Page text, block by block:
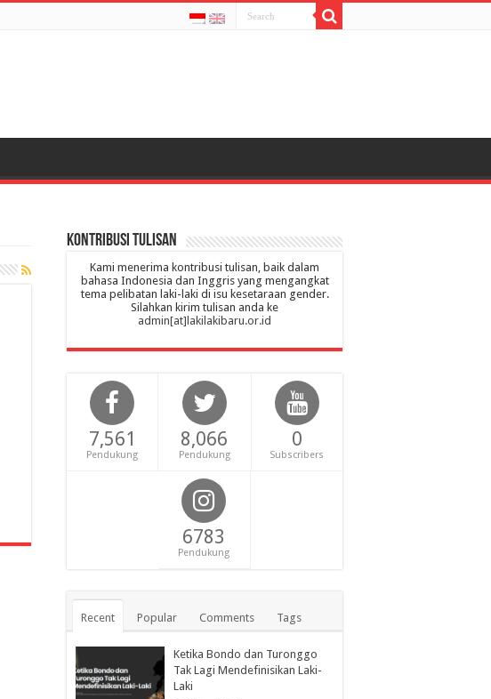
Kontribusi Tulisan
Kami menerima kontribusi tulisan, baik dalam
bahasa Indonesia dan Inggris yang mengangkat
tema pelibatan laki-laki di isu kesetaraan gender.
Silahkan kirim tulisan anda ke
admin[at]lakilakibaru.or.id
7,561
Pendukung
8,066
Pendukung
0
Subscribers
6783
Pendukung
Recent Popular Comments Tags
Ketika Bondo dan Turonggo
Tak Lagi Mendefinisikan Laki-
Laki